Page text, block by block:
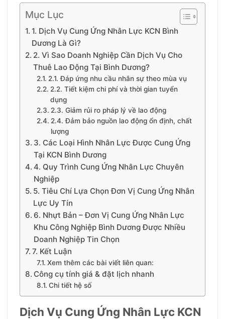
Mục Lục
1. Dịch Vụ Cung Ứng Nhân Lực KCN Bình
Dương Là Gì?
2. Vì Sao Doanh Nghiệp Cần Dịch Vụ Cho
Thuê Lao Động Tại Bình Dương?
2.1. Đáp ứng nhu cầu nhân sự theo mùa vụ
2.2. Tiết kiệm chi phí và thời gian tuyển
dụng
2.3. Giảm rủi ro pháp lý về lao động
2.4. Đảm bảo nguồn lao động ổn định, chất
lượng
3. Các Loại Hình Nhân Lực Được Cung Ứng
Tại KCN Bình Dương
4. Quy Trình Cung Ứng Nhân Lực Chuyên
Nghiệp
5. Tiêu Chí Lựa Chọn Đơn Vị Cung Ứng Nhân
Lực Uy Tín
6. Nhựt Bản – Đơn Vị Cung Ứng Nhân Lực
Khu Công Nghiệp Bình Dương Được Nhiều
Doanh Nghiệp Tin Chọn
7. Kết Luận
Xem thêm các bài viết liên quan:
Công cụ tính giá & đặt lịch nhanh
Chi tiết hệ số
Dịch Vụ Cung Ứng Nhân Lực KCN